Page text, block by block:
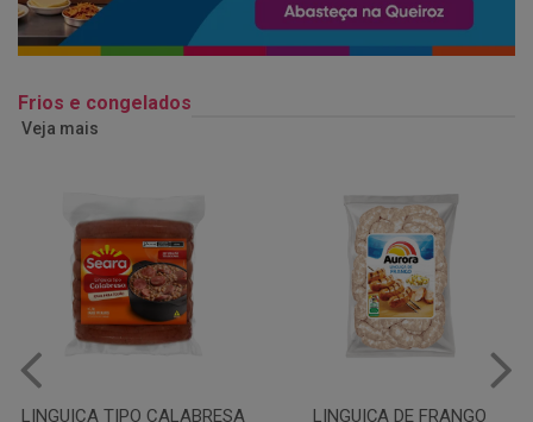
Frios e congelados
Veja mais
LINGUIÇA DE FRANGO QUEIJO MUSSARELA